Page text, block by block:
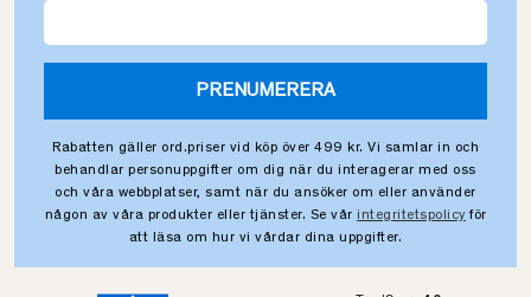
PRENUMERERA
Rabatten gäller ord.priser vid köp över 499 kr. Vi samlar in och
behandlar personuppgifter om dig när du interagerar med oss
och våra webbplatser, samt när du ansöker om eller använder
någon av våra produkter eller tjänster. Se vår integritetspolicy för
att läsa om hur vi vårdar dina uppgifter.